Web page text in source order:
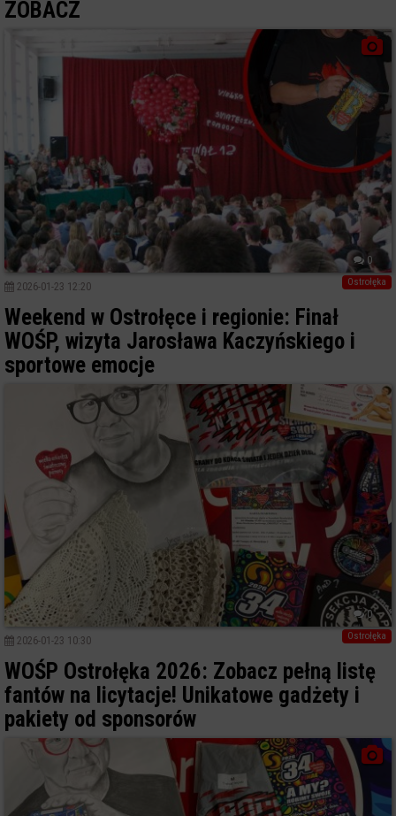
ZOBACZ
0
Ostrołęka
2026-01-23 12:20
Weekend w Ostrołęce i regionie: Finał
WOŚP, wizyta Jarosława Kaczyńskiego i
sportowe emocje
0
Ostrołęka
2026-01-23 10:30
WOŚP Ostrołęka 2026: Zobacz pełną listę
fantów na licytacje! Unikatowe gadżety i
pakiety od sponsorów